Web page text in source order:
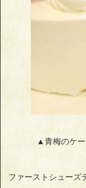
▲青梅のケ
ファーストシューズ